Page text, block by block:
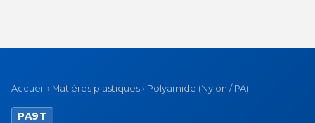
Accueil › Matières plastiques › Polyamide (Nylon / PA)
PA9T